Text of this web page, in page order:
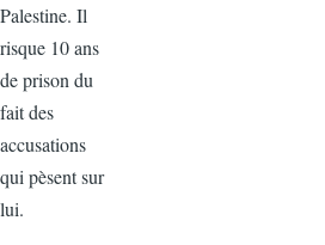
Palestine. Il
risque 10 ans
de prison du
fait des
accusations
qui pèsent sur
lui.